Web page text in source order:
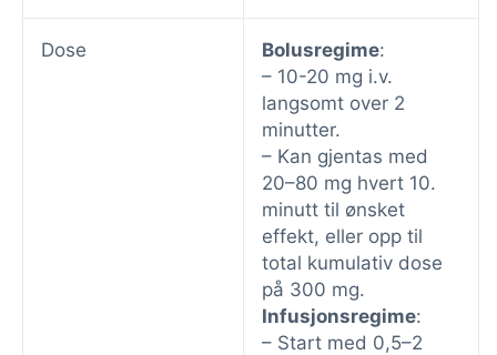
Dose Bolusregime:
– 10-20 mg i.v.
langsomt over 2
minutter.
– Kan gjentas med
20–80 mg hvert 10.
minutt til ønsket
effekt, eller opp til
total kumulativ dose
på 300 mg.
Infusjonsregime:
– Start med 0,5–2